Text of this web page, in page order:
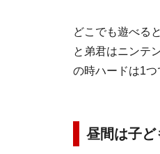
どこでも遊べる
と弟君はニンテ
の時ハードは1つ
昼間は子ど